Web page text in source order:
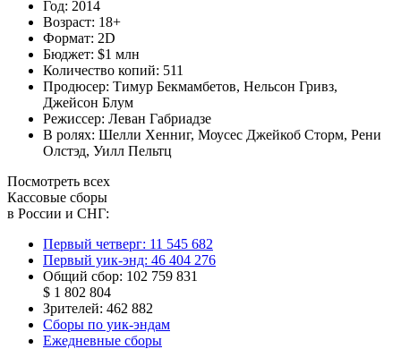
Год: 2014
Возраст: 18+
Формат: 2D
Бюджет: $1 млн
Количество копий: 511
Продюсер: Тимур Бекмамбетов, Нельсон Гривз,
Джейсон Блум
Режиссер: Леван Габриадзе
В ролях: Шелли Хенниг, Моусес Джейкоб Сторм, Рени
Олстэд, Уилл Пельтц
Посмотреть всех
Кассовые сборы
в России и СНГ:
Первый четверг: 11 545 682
Первый уик-энд: 46 404 276
Общий сбор: 102 759 831
$ 1 802 804
Зрителей: 462 882
Сборы по уик-эндам
Ежедневные сборы